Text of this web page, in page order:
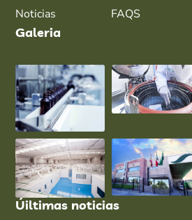
Noticias
FAQS
Galeria
Úiltimas noticias